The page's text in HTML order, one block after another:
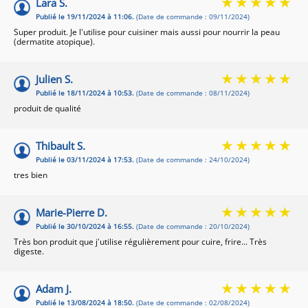
Publié le 19/11/2024 à 11:06. (Date de commande : 09/11/2024)
Super produit. Je l'utilise pour cuisiner mais aussi pour nourrir la peau
(dermatite atopique).
Julien S.
Publié le 18/11/2024 à 10:53. (Date de commande : 08/11/2024)
produit de qualité
Thibault S.
Publié le 03/11/2024 à 17:53. (Date de commande : 24/10/2024)
tres bien
Marie-Pierre D.
Publié le 30/10/2024 à 16:55. (Date de commande : 20/10/2024)
Très bon produit que j'utilise régulièrement pour cuire, frire... Très
digeste.
Adam J.
Publié le 13/08/2024 à 18:50. (Date de commande : 02/08/2024)